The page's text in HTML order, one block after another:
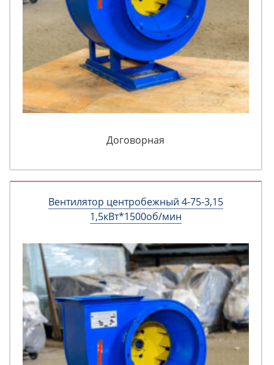
Договорная
Вентилятор центробежный 4-75-3,15
1,5кВт*1500об/мин